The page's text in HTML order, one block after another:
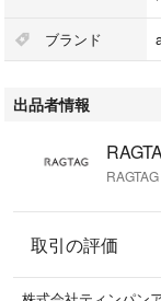
ブランド
出品者情報
取引の評価